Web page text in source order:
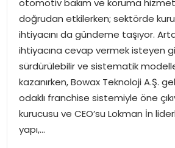
MAGAZIN
DÜNYA
OTOMOBIL
doğrudan etkilerken; sektörde
ihtiyacını da gündeme taşıyor.
ihtiyacına cevap vermek isteyen
sürdürülebilir ve sistematik
kazanırken, Bowax Teknoloji A.Ş.
odaklı franchise sistemiyle öne
kurucusu ve CEO’su Lokman İn
yapı,…